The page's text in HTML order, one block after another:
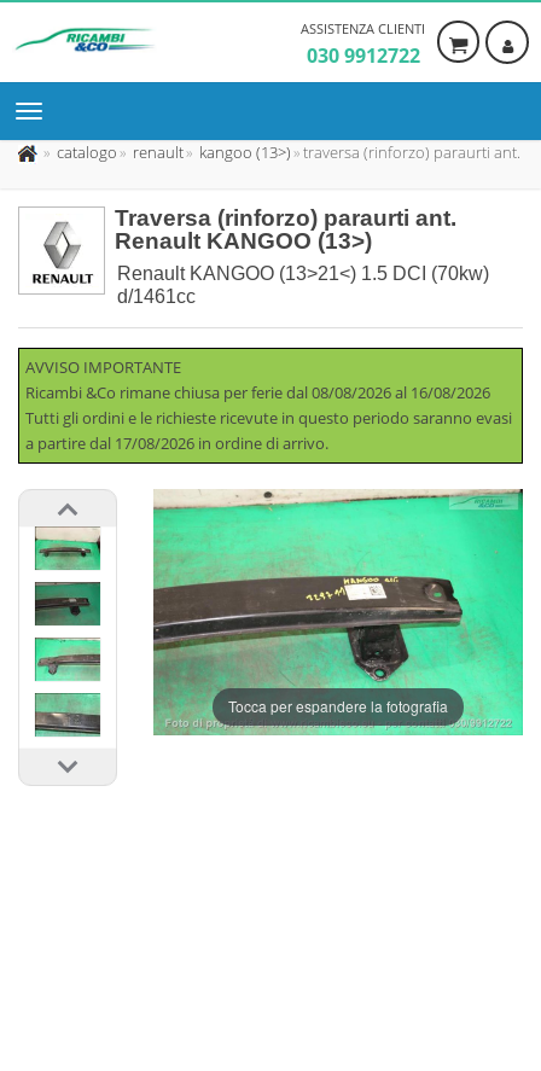
ASSISTENZA CLIENTI
030 9912722
catalogo renault kangoo (13>) traversa (rinforzo) paraurti ant.
Traversa (rinforzo) paraurti ant.
Renault KANGOO (13>)
Renault KANGOO (13>21<) 1.5 DCI (70kw)
d/1461cc
AVVISO IMPORTANTE
Ricambi &Co rimane chiusa per ferie dal 08/08/2026 al 16/08/2026
Tutti gli ordini e le richieste ricevute in questo periodo saranno evasi
a partire dal 17/08/2026 in ordine di arrivo.
Tocca per espandere la fotografia